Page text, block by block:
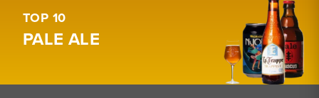
TOP 10
PALE ALE